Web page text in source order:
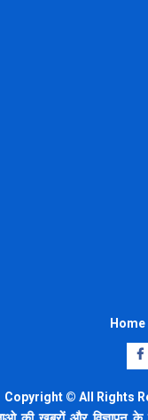
Home
Copyright © All Rights